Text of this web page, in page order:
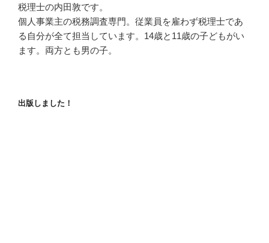
税理士の内田敦です。
個人事業主の税務調査専門。従業員を雇わず税理士であ
る自分が全て担当しています。14歳と11歳の子どもがい
ます。両方とも男の子。
出版しました！